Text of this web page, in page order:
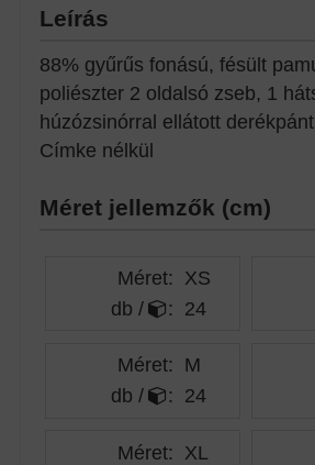
Leírás
88% gyűrűs fonású, fésült
poliészter 2 oldalsó zseb, 1
húzózsinórral ellátott
Címke nélkül
Méret jellemzők (cm)
Méret: XS
db /
: 24
Méret: M
db /
: 24
Méret: XL